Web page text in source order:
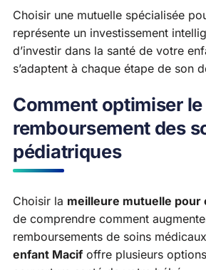
Choisir une mutuelle spécialisée
représente un investissement
d’investir dans la santé de votre
s’adaptent à chaque étape de son
Comment optimiser le
remboursement des
pédiatriques
Choisir la meilleure mutuelle pour
de comprendre comment
remboursements de soins
enfant Macif offre plusieurs